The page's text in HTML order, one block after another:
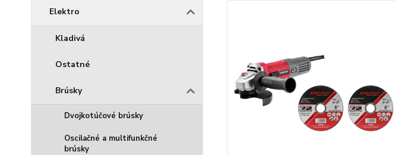
Elektro
Kladivá
Ostatné
Brúsky
Dvojkotúčové brúsky
Oscilačné a multifunkčné
brúsky